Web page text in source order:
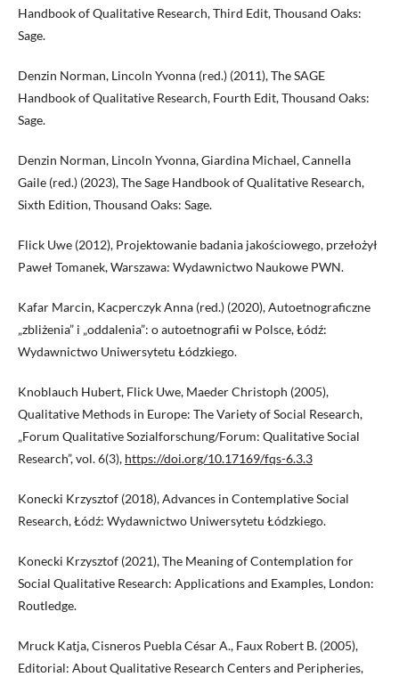
Handbook of Qualitative Research, Third Edit, Thousand Oaks:
Sage.
Denzin Norman, Lincoln Yvonna (red.) (2011), The SAGE
Handbook of Qualitative Research, Fourth Edit, Thousand Oaks:
Sage.
Denzin Norman, Lincoln Yvonna, Giardina Michael, Cannella
Gaile (red.) (2023), The Sage Handbook of Qualitative Research,
Sixth Edition, Thousand Oaks: Sage.
Flick Uwe (2012), Projektowanie badania jakościowego, przełożył
Paweł Tomanek, Warszawa: Wydawnictwo Naukowe PWN.
Kafar Marcin, Kacperczyk Anna (red.) (2020), Autoetnograficzne
„zbliżenia” i „oddalenia”: o autoetnografii w Polsce, Łódź:
Wydawnictwo Uniwersytetu Łódzkiego.
Knoblauch Hubert, Flick Uwe, Maeder Christoph (2005),
Qualitative Methods in Europe: The Variety of Social Research,
„Forum Qualitative Sozialforschung/Forum: Qualitative Social
Research”, vol. 6(3), https://doi.org/10.17169/fqs-6.3.3
Konecki Krzysztof (2018), Advances in Contemplative Social
Research, Łódź: Wydawnictwo Uniwersytetu Łódzkiego.
Konecki Krzysztof (2021), The Meaning of Contemplation for
Social Qualitative Research: Applications and Examples, London:
Routledge.
Mruck Katja, Cisneros Puebla César A., Faux Robert B. (2005),
Editorial: About Qualitative Research Centers and Peripheries,